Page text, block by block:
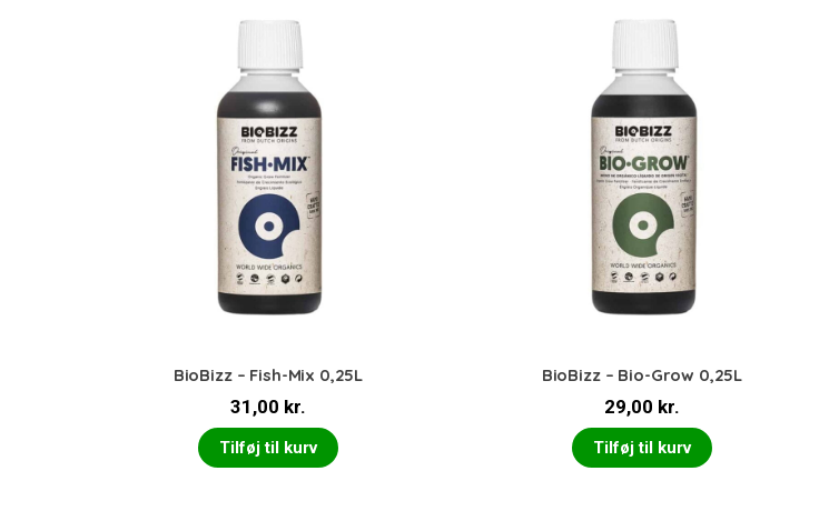
BioBizz – Fish-Mix 0,25L
31,00 kr.
Tilføj til kurv
BioBizz – Bio-Grow 0,25L
29,00 kr.
Tilføj til kurv